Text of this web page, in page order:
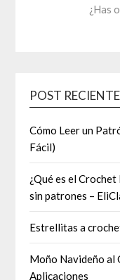
¿Has
POST
Cómo Leer un
Fácil)
¿Qué es el
sin patrones –
Estrellitas a
Moño Navideño al
Aplicaciones